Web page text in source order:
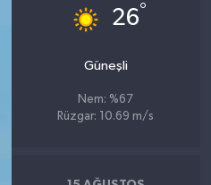
26°
Güneşli
Nem: %67
Rüzgar: 10.69 m/s